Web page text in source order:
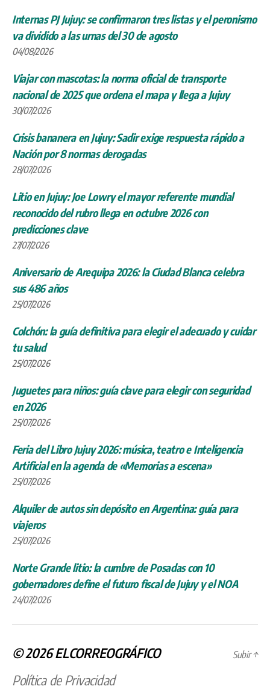
Internas PJ Jujuy: se confirmaron tres listas y el peronismo
va dividido a las urnas del 30 de agosto
04/08/2026
Viajar con mascotas: la norma oficial de transporte
nacional de 2025 que ordena el mapa y llega a Jujuy
30/07/2026
Crisis bananera en Jujuy: Sadir exige respuesta rápido a
Nación por 8 normas derogadas
28/07/2026
Litio en Jujuy: Joe Lowry el mayor referente mundial
reconocido del rubro llega en octubre 2026 con
predicciones clave
27/07/2026
Aniversario de Arequipa 2026: la Ciudad Blanca celebra
sus 486 años
25/07/2026
Colchón: la guía definitiva para elegir el adecuado y cuidar
tu salud
25/07/2026
Juguetes para niños: guía clave para elegir con seguridad
en 2026
25/07/2026
Feria del Libro Jujuy 2026: música, teatro e Inteligencia
Artificial en la agenda de «Memorias a escena»
25/07/2026
Alquiler de autos sin depósito en Argentina: guía para
viajeros
25/07/2026
Norte Grande litio: la cumbre de Posadas con 10
gobernadores define el futuro fiscal de Jujuy y el NOA
24/07/2026
© 2026ELCORREOGRÁFICO
Política de Privacidad
Subir↑